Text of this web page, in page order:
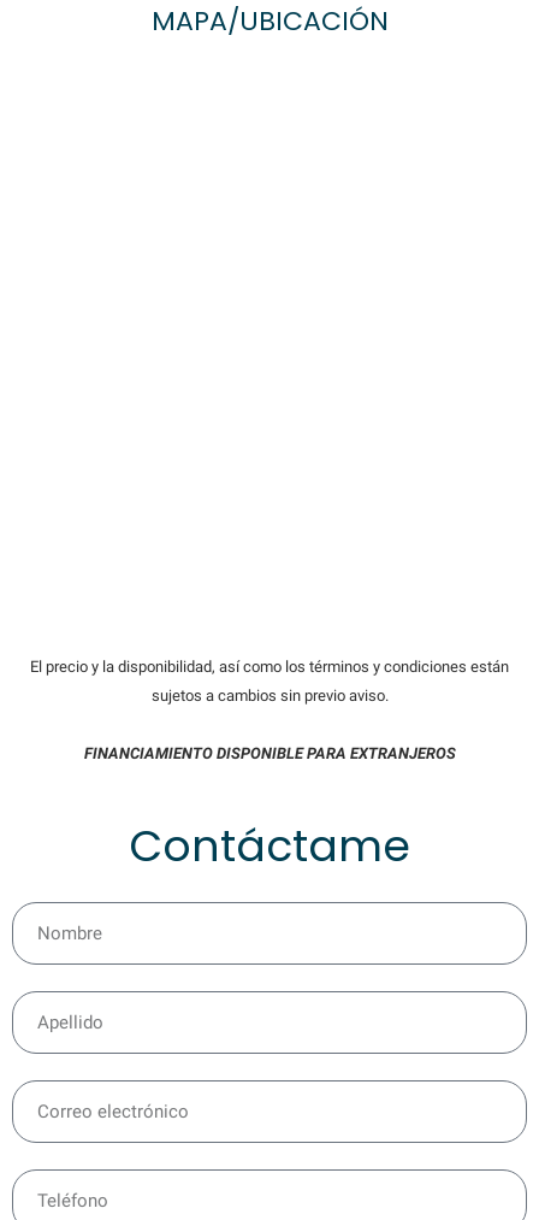
MAPA/UBICACIÓN
El precio y la disponibilidad, así como los términos y condiciones están
sujetos a cambios sin previo aviso.
FINANCIAMIENTO DISPONIBLE PARA EXTRANJEROS
Contáctame